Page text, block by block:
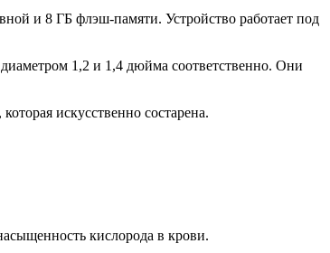
и 8 ГБ флэш-памяти. Устройство работает под
1,2 и 1,4 дюйма соответственно. Они
искусственно состарена.
кислорода в крови.